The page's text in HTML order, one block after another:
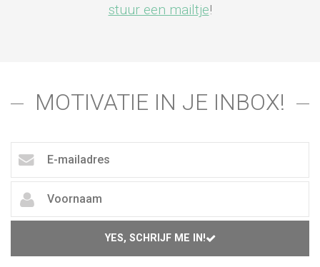
stuur een mailtje!
MOTIVATIE IN JE INBOX!
YES, SCHRIJF ME IN!